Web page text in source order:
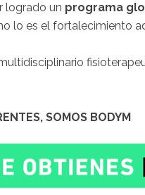
logrado un programa
lo es el fortalecimiento
SOMOS BODYM